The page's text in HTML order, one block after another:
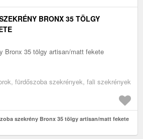
BRONX 35 TÖLGY
Bronx 35 tölgy artisan/matt fekete
fürdőszoba szekrények, fali szekrények
szekrény Bronx 35 tölgy artisan/matt fekete